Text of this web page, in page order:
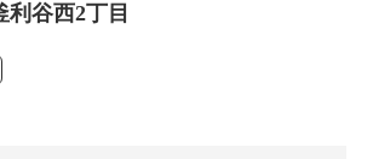
利谷西2丁目